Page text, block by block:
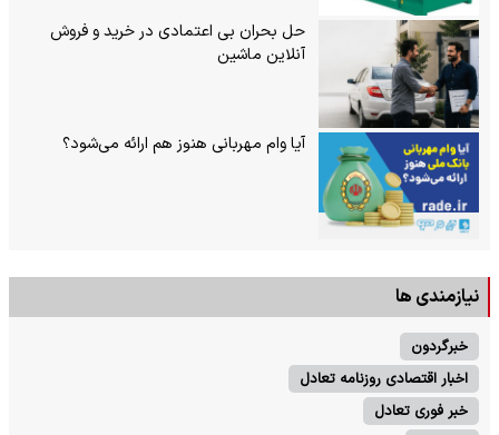
حل بحران بی‌ اعتمادی در خرید و فروش
آنلاین ماشین
آیا وام مهربانی هنوز هم ارائه می‌شود؟
نیازمندی ها
خبرگردون
اخبار اقتصادی روزنامه تعادل
خبر فوری تعادل